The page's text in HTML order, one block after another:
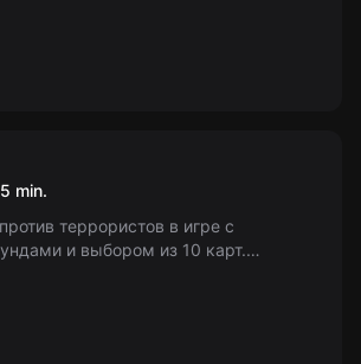
min.
террористов в игре с
и выбором из 10 карт.